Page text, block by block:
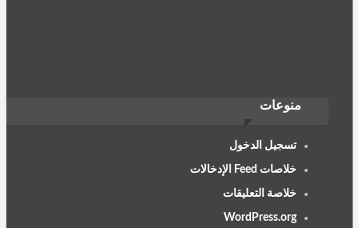
تعد مجلة الربيبة من افضل المجلات العلمية على الاطلاق، تحتوي على
منوعات
تسجيل الدخول
خلاصات Feed الإدخالات
خلاصة التعليقات
WordPress.org